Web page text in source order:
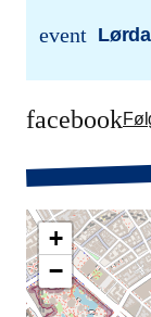
event
facebook
+
−